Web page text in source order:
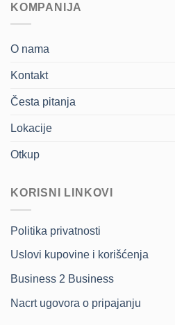
KOMPANIJA
O nama
Kontakt
Česta pitanja
Lokacije
Otkup
KORISNI LINKOVI
Politika privatnosti
Uslovi kupovine i korišćenja
Business 2 Business
Nacrt ugovora o pripajanju